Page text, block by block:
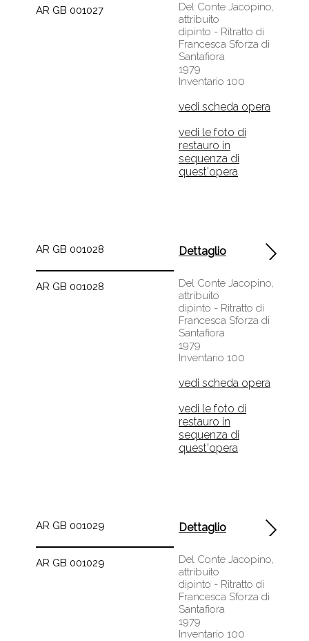
AR GB 001027
Del Conte Jacopino,
attribuito
dipinto - Ritratto di
Francesca Sforza di
Santafiora
1979
Inventario 100
vedi scheda opera
vedi le foto di
restauro in
sequenza di
quest'opera
AR GB 001028
AR GB 001028
Dettaglio
Del Conte Jacopino,
attribuito
dipinto - Ritratto di
Francesca Sforza di
Santafiora
1979
Inventario 100
vedi scheda opera
vedi le foto di
restauro in
sequenza di
quest'opera
AR GB 001029
AR GB 001029
Dettaglio
Del Conte Jacopino,
attribuito
dipinto - Ritratto di
Francesca Sforza di
Santafiora
1979
Inventario 100